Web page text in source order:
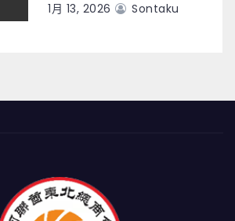
1月 13, 2026 Sontaku